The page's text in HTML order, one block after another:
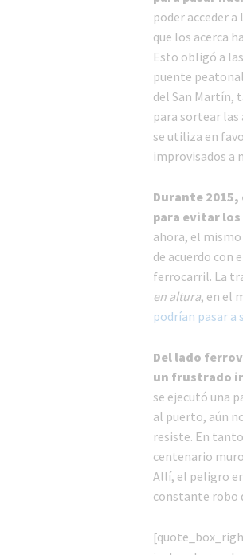
poder acceder
que los acerca
Esto obligó a
puente
del San Martín,
para sortear las
se utiliza en
improvisados a
Durante
para evitar
ahora, el
de acuerdo con
ferrocarril. La
en altura, en el
podrían pasar
Del lado
un frustrado
se ejecutó una
al puerto, aún
resiste. En
centenario
Allí, el peligro
constante robo